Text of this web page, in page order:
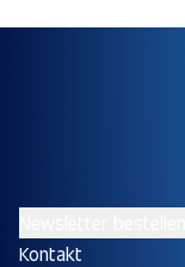
Kontakt